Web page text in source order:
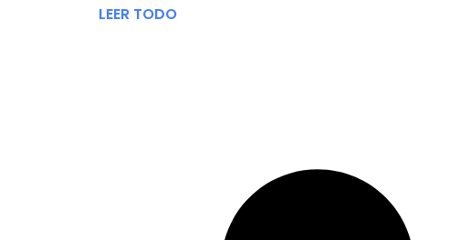
LEER TODO